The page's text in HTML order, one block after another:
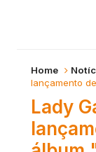
Home
lançamento
Lady